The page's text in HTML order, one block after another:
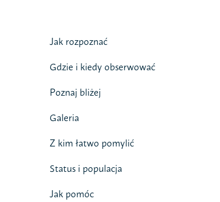
Jak rozpoznać
Gdzie i kiedy obserwować
Poznaj bliżej
Galeria
Z kim łatwo pomylić
Status i populacja
Jak pomóc